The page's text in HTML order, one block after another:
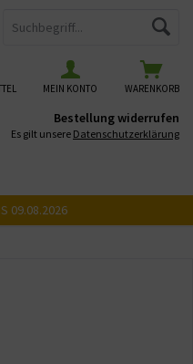
WARENKORB
MEIN KONTO
Bestellung widerrufen
Es gilt unsere Datenschutzerklärung
09.08.2026